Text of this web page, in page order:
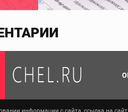
информации с сайта, ссылка на сайт